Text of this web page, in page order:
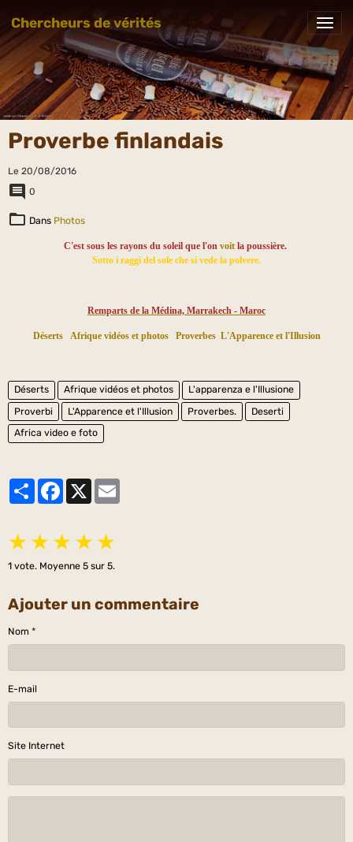
Chercheurs de vérités
Proverbe finlandais
Le 20/08/2016
0
Dans Photos
C'est sous les rayons du soleil que l'on voit la poussière.
Sotto i raggi del sole che si vede la polvere.
Remparts de la Médina, Marrakech - Maroc
Déserts Afrique vidéos et photos Proverbes L'Apparence et l'Illusion
Déserts Afrique vidéos et photos
L'apparenza e l'Illusione
Proverbi
L'Apparence et l'Illusion Proverbes.
Deserti
Africa video e foto
PartagerFacebook
★ ★ ★ ★ ★
1 vote. Moyenne 5 sur 5.
Ajouter un commentaire
Nom
E-mail
Site Internet